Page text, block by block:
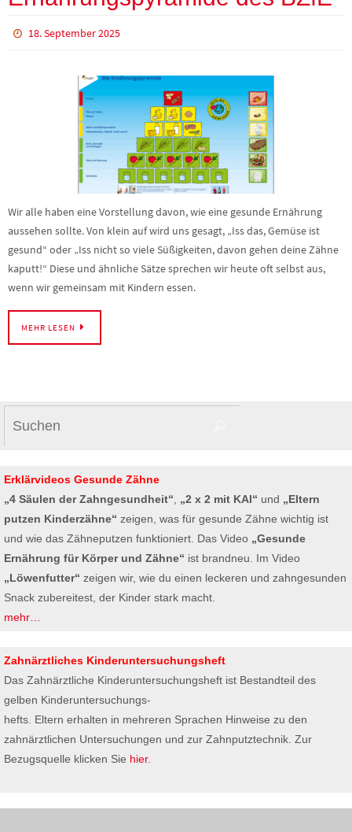
18. September 2025
Wir alle haben eine Vorstellung davon, wie eine gesunde Ernährung
aussehen sollte. Von klein auf wird uns gesagt, „Iss das, Gemüse ist
gesund“ oder „Iss nicht so viele Süßigkeiten, davon gehen deine Zähne
kaputt!“ Diese und ähnliche Sätze sprechen wir heute oft selbst aus,
wenn wir gemeinsam mit Kindern essen.
MEHR LESEN
Erklärvideos Gesunde Zähne
„4 Säulen der Zahngesundheit“, „2 x 2 mit KAI“ und „Eltern
putzen Kinderzähne“ zeigen, was für gesunde Zähne wichtig ist
und wie das Zähneputzen funktioniert. Das Video „Gesunde
Ernährung für Körper und Zähne“ ist brandneu. Im Video
„Löwenfutter“ zeigen wir, wie du einen leckeren und zahngesunden
Snack zubereitest, der Kinder stark macht.
mehr…
Zahnärztliches Kinderuntersuchungsheft
Das Zahnärztliche Kinderuntersuchungsheft ist Bestandteil des
gelben Kinderuntersuchungs-
hefts. Eltern erhalten in mehreren Sprachen Hinweise zu den
zahnärztlichen Untersuchungen und zur Zahnputztechnik. Zur
Bezugsquelle klicken Sie hier.